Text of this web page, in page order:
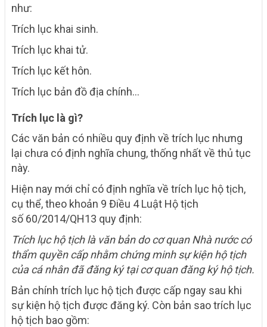
như:
Trích lục khai sinh.
Trích lục khai tử.
Trích lục kết hôn.
Trích lục bản đồ địa chính…
Trích lục là gì?
Các văn bản có nhiều quy định về trích lục nhưng
lại chưa có định nghĩa chung, thống nhất về thủ tục
này.
Hiện nay mới chỉ có định nghĩa về trích lục hộ tịch,
cụ thể, theo khoản 9 Điều 4 Luật Hộ tịch
số 60/2014/QH13 quy định:
Trích lục hộ tịch là văn bản do cơ quan Nhà nước có
thẩm quyền cấp nhằm chứng minh sự kiện hộ tịch
của cá nhân đã đăng ký tại cơ quan đăng ký hộ tịch.
Bản chính trích lục hộ tịch được cấp ngay sau khi
sự kiện hộ tịch được đăng ký. Còn bản sao trích lục
hộ tịch bao gồm: